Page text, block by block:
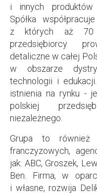
i innych produktów
Spółka
z których aż 70
przedsiębiorcy
detaliczne w całej
w obszarze
technologii i
istnienia na rynku -
polskiej
niezależnego.
Grupa to również
franczyzowych,
jak: ABC, Groszek,
Ben. Firma, w
i własne, rozwija